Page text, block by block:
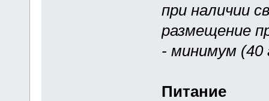
при наличии
размещение
- минимум (40
Питание